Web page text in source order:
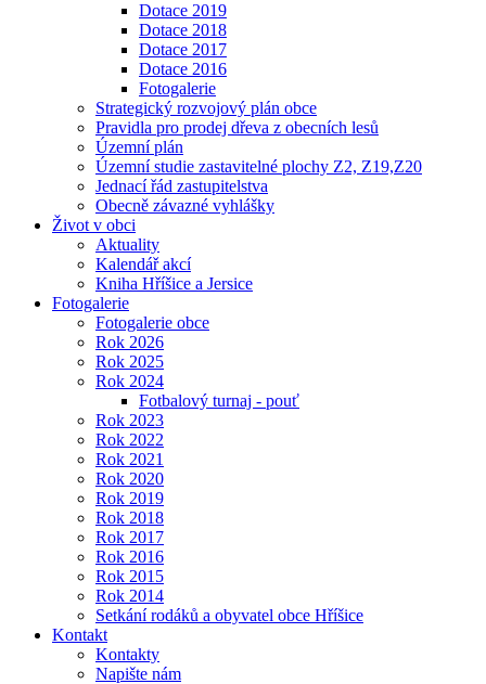
Dotace 2019
Dotace 2018
Dotace 2017
Dotace 2016
Fotogalerie
Strategický rozvojový plán obce
Pravidla pro prodej dřeva z obecních lesů
Územní plán
Územní studie zastavitelné plochy Z2, Z19,Z20
Jednací řád zastupitelstva
Obecně závazné vyhlášky
Život v obci
Aktuality
Kalendář akcí
Kniha Hříšice a Jersice
Fotogalerie
Fotogalerie obce
Rok 2026
Rok 2025
Rok 2024
Fotbalový turnaj - pouť
Rok 2023
Rok 2022
Rok 2021
Rok 2020
Rok 2019
Rok 2018
Rok 2017
Rok 2016
Rok 2015
Rok 2014
Setkání rodáků a obyvatel obce Hříšice
Kontakt
Kontakty
Napište nám